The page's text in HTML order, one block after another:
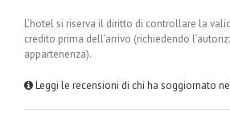
L’hotel si riserva il diritto di controllare la
credito prima dell’arrivo (richiedendo
appartenenza).
Leggi le recensioni di chi ha soggiornato